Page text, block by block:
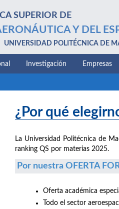
SUPERIOR DE
Y DEL
UNIVERSIDAD POLITÉCNICA DE
Investigación Empresas
¿Por qué
La Universidad Politécnica de
ranking QS por materias 2025.
Por nuestra OFERTA
Oferta académica
Todo el sector